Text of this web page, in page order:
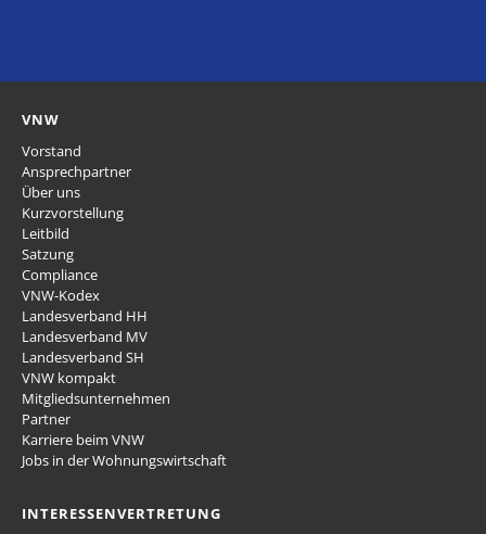
VNW
Vorstand
Ansprechpartner
Über uns
Kurzvorstellung
Leitbild
Satzung
Compliance
VNW-Kodex
Landesverband HH
Landesverband MV
Landesverband SH
VNW kompakt
Mitgliedsunternehmen
Partner
Karriere beim VNW
Jobs in der Wohnungswirtschaft
INTERESSENVERTRETUNG